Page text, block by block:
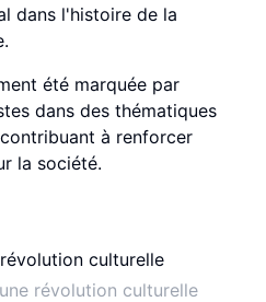
dans l'histoire de la
été marquée par
dans des thématiques
à renforcer
la société.
révolution culturelle